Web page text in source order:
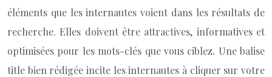
éléments que les internautes voient dans les résultats de
recherche. Elles doivent être attractives, informatives et
optimisées pour les mots-clés que vous ciblez. Une balise
title bien rédigée incite les internautes à cliquer sur votre